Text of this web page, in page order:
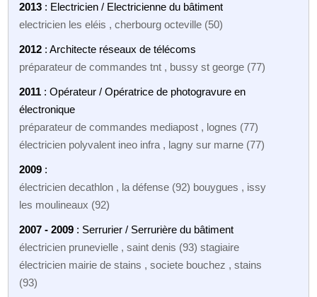
2013 : Electricien / Electricienne du bâtiment
electricien les eléis , cherbourg octeville (50)
2012 : Architecte réseaux de télécoms
préparateur de commandes tnt , bussy st george (77)
2011 : Opérateur / Opératrice de photogravure en
électronique
préparateur de commandes mediapost , lognes (77)
électricien polyvalent ineo infra , lagny sur marne (77)
2009 :
électricien decathlon , la défense (92) bouygues , issy
les moulineaux (92)
2007 - 2009 : Serrurier / Serrurière du bâtiment
électricien prunevielle , saint denis (93) stagiaire
électricien mairie de stains , societe bouchez , stains
(93)